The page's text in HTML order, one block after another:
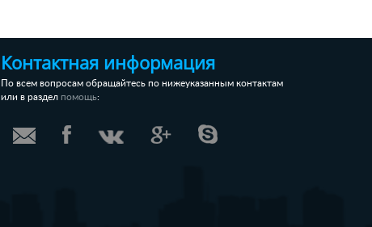
Контактная информация
По всем вопросам обращайтесь по нижеуказанным контактам
или в раздел помощь: